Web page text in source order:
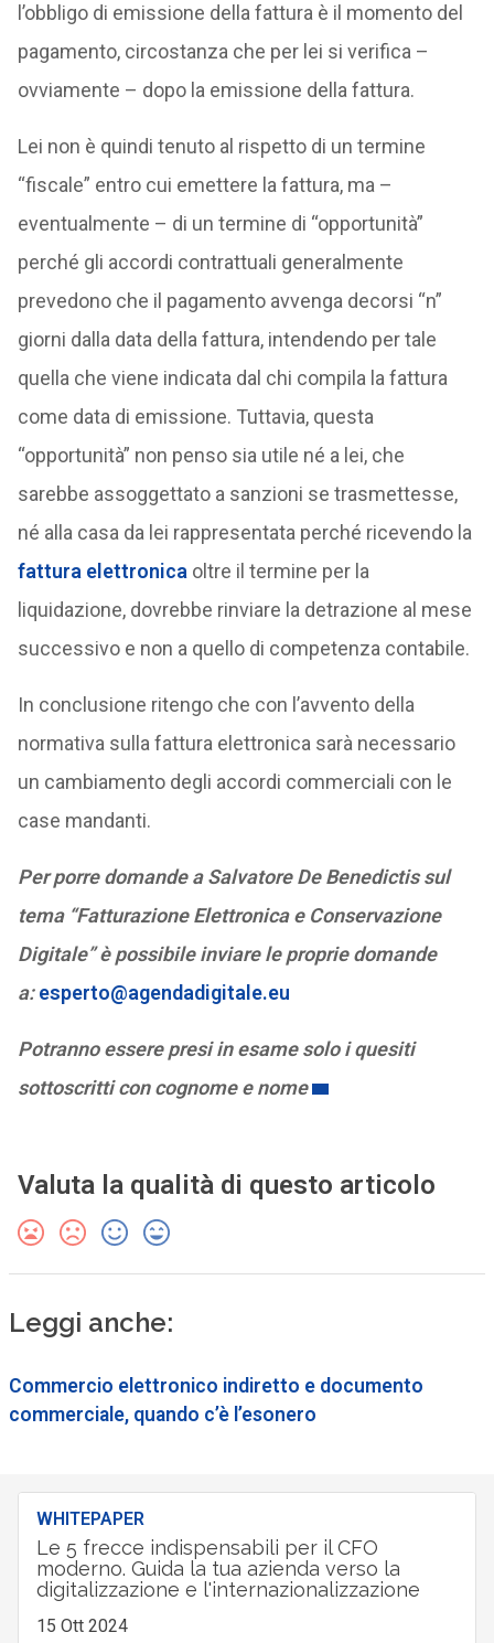
l’obbligo di emissione della fattura è il momento del
pagamento, circostanza che per lei si verifica –
ovviamente – dopo la emissione della fattura.
Lei non è quindi tenuto al rispetto di un termine
“fiscale” entro cui emettere la fattura, ma –
eventualmente – di un termine di “opportunità”
perché gli accordi contrattuali generalmente
prevedono che il pagamento avvenga decorsi “n”
giorni dalla data della fattura, intendendo per tale
quella che viene indicata dal chi compila la fattura
come data di emissione. Tuttavia, questa
“opportunità” non penso sia utile né a lei, che
sarebbe assoggettato a sanzioni se trasmettesse,
né alla casa da lei rappresentata perché ricevendo la
fattura elettronica oltre il termine per la
liquidazione, dovrebbe rinviare la detrazione al mese
successivo e non a quello di competenza contabile.
In conclusione ritengo che con l’avvento della
normativa sulla fattura elettronica sarà necessario
un cambiamento degli accordi commerciali con le
case mandanti.
Per porre domande a Salvatore De Benedictis sul
tema “Fatturazione Elettronica e Conservazione
Digitale” è possibile inviare le proprie domande
a:esperto@agendadigitale.eu
Potranno essere presi in esame solo i quesiti
sottoscritti con cognome e nome
Valuta la qualità di questo articolo
Leggi anche:
Commercio elettronico indiretto e documento
commerciale, quando c’è l’esonero
WHITEPAPER
Le 5 frecce indispensabili per il CFO
moderno. Guida la tua azienda verso la
digitalizzazione e l'internazionalizzazione
15 Ott 2024